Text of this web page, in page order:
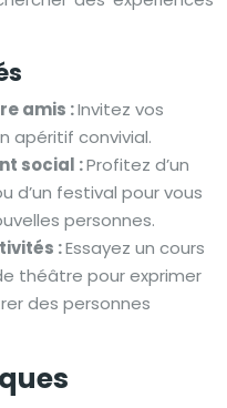
amis :Invitez vos
apéritif convivial.
social :Profitez d’un
d’un festival pour vous
personnes.
:Essayez un cours
théâtre pour exprimer
des personnes